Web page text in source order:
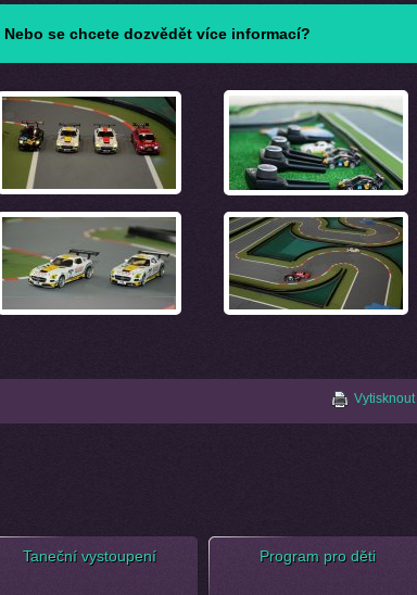
Nebo se chcete dozvědět více informací?
Vytisknout
Taneční vystoupení Program pro děti